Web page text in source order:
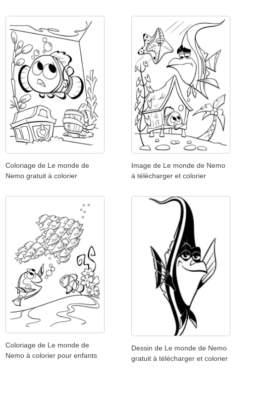
Coloriage de Le monde de
Nemo gratuit à colorier
Image de Le monde de Nemo
à télécharger et colorier
Coloriage de Le monde de
Nemo à colorier pour enfants
Dessin de Le monde de Nemo
gratuit à télécharger et colorier